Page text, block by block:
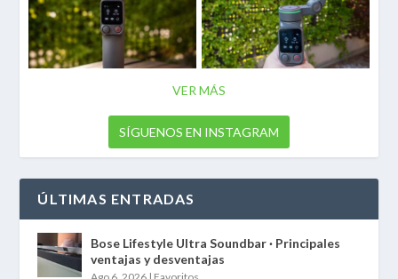
VER MÁS
SÍGUENOS EN INSTAGRAM
ÚLTIMAS ENTRADAS
Bose Lifestyle Ultra Soundbar · Principales
ventajas y desventajas